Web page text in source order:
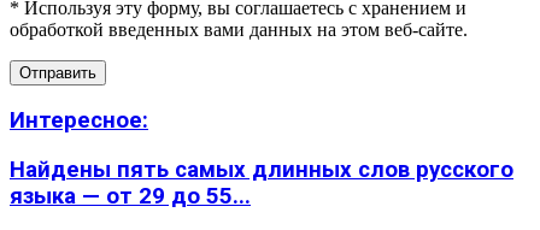
* Используя эту форму, вы соглашаетесь с хранением и
обработкой введенных вами данных на этом веб-сайте.
Интересное:
Найдены пять самых длинных слов русского
языка — от 29 до 55...